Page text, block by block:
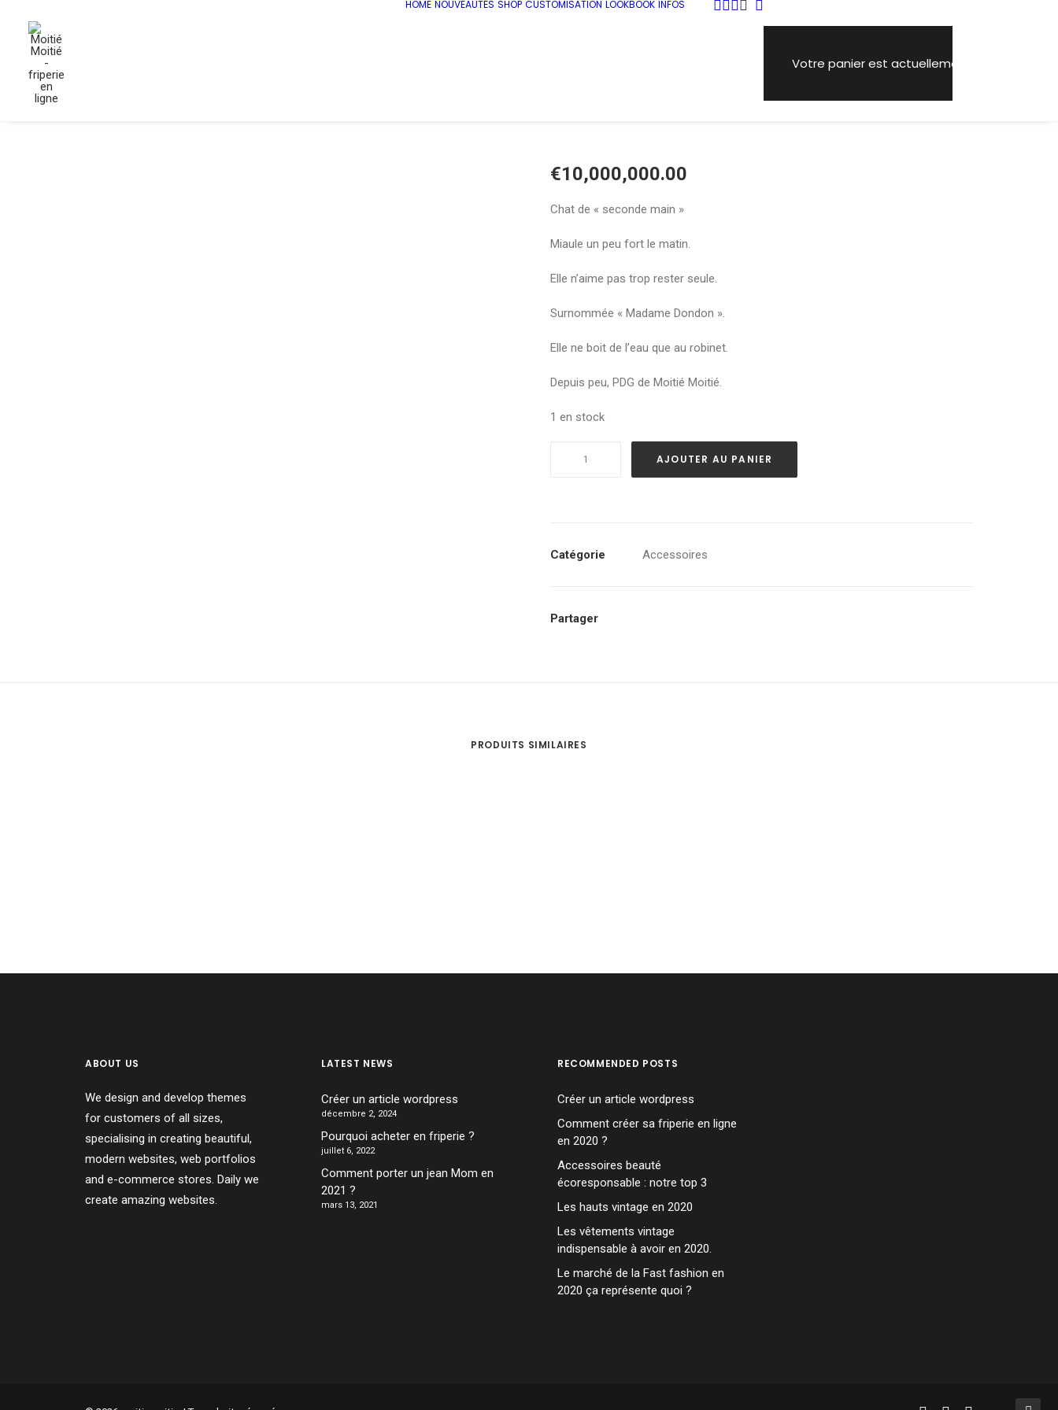
HOME NOUVEAUTÉS SHOP CUSTOMISATION LOOKBOOK INFOS
Votre panier est actuellement vide.
€10,000,000.00
Chat de « seconde main »
Miaule un peu fort le matin.
Elle n’aime pas trop rester seule.
Surnommée « Madame Dondon ».
Elle ne boit de l’eau que au robinet.
Depuis peu, PDG de Moitié Moitié.
1 en stock
de
AJOUTER AU PANIER
Catégorie Accessoires
Partager
PRODUITS SIMILAIRES
ABOUT US
We design and develop themes
for customers of all sizes,
specialising in creating beautiful,
modern websites, web portfolios
and e-commerce stores. Daily we
create amazing websites.
LATEST NEWS
Créer un article wordpress
décembre 2, 2024
Pourquoi acheter en friperie ?
juillet 6, 2022
Comment porter un jean Mom en
2021 ?
mars 13, 2021
RECOMMENDED POSTS
Créer un article wordpress
Comment créer sa friperie en ligne
en 2020 ?
Accessoires beauté
écoresponsable : notre top 3
Les hauts vintage en 2020
Les vêtements vintage
indispensable à avoir en 2020.
Le marché de la Fast fashion en
2020 ça représente quoi ?